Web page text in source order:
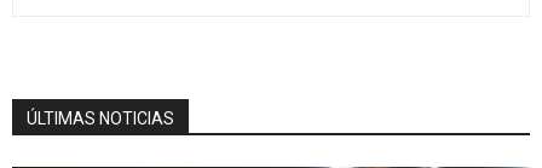
ÚLTIMAS NOTICIAS